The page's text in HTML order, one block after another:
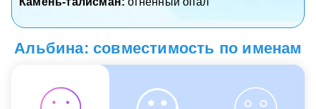
Альбина: совместимость по именам